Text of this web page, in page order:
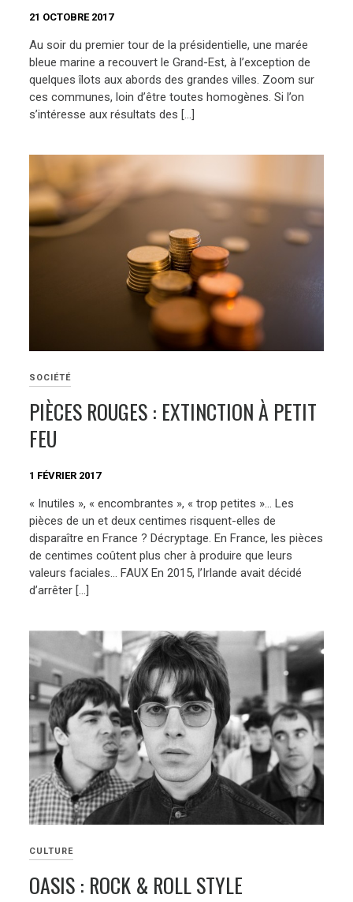
21 OCTOBRE 2017
Au soir du premier tour de la présidentielle, une marée
bleue marine a recouvert le Grand-Est, à l’exception de
quelques îlots aux abords des grandes villes. Zoom sur
ces communes, loin d’être toutes homogènes. Si l’on
s’intéresse aux résultats des […]
SOCIÉTÉ
PIÈCES ROUGES : EXTINCTION À PETIT
FEU
1 FÉVRIER 2017
« Inutiles », « encombrantes », « trop petites »… Les
pièces de un et deux centimes risquent-elles de
disparaître en France ? Décryptage. En France, les pièces
de centimes coûtent plus cher à produire que leurs
valeurs faciales… FAUX En 2015, l’Irlande avait décidé
d’arrêter […]
CULTURE
OASIS : ROCK & ROLL STYLE